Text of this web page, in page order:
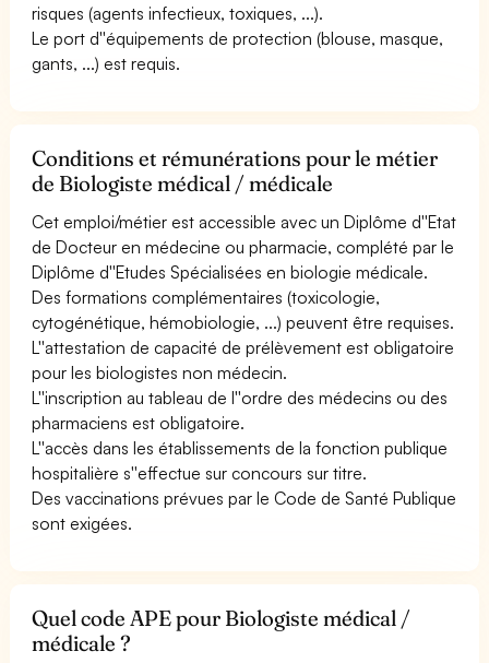
risques (agents infectieux, toxiques, ...).
Le port d''équipements de protection (blouse, masque,
gants, ...) est requis.
Conditions et rémunérations pour le métier
de Biologiste médical / médicale
Cet emploi/métier est accessible avec un Diplôme d''Etat
de Docteur en médecine ou pharmacie, complété par le
Diplôme d''Etudes Spécialisées en biologie médicale.
Des formations complémentaires (toxicologie,
cytogénétique, hémobiologie, ...) peuvent être requises.
L''attestation de capacité de prélèvement est obligatoire
pour les biologistes non médecin.
L''inscription au tableau de l''ordre des médecins ou des
pharmaciens est obligatoire.
L''accès dans les établissements de la fonction publique
hospitalière s''effectue sur concours sur titre.
Des vaccinations prévues par le Code de Santé Publique
sont exigées.
Quel code APE pour Biologiste médical /
médicale ?